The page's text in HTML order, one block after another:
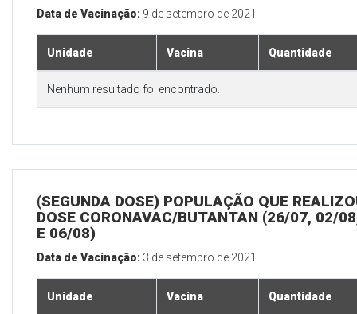
Data de Vacinação: 9 de setembro de 2021
Unidade Vacina Quantidade
Nenhum resultado foi encontrado.
(SEGUNDA DOSE) POPULAÇÃO QUE
DOSE CORONAVAC/BUTANTAN (26/07, 02/
E 06/08)
Data de Vacinação: 3 de setembro de 2021
Unidade Vacina Quantidade